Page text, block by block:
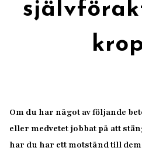
Om du har något av följande
eller medvetet jobbat på att
har du har ett motstånd till